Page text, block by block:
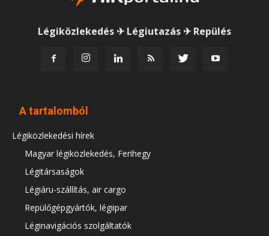
Légiközlekedés ✈ Légiutazás ✈ Repülés
A tartalomból
Légiközlekedési hírek
Magyar légiközlekedés, Ferihegy
Légitársaságok
Légiáru-szállítás, air cargo
Repülőgépgyártók, légiipar
Léginavigációs szolgáltatók